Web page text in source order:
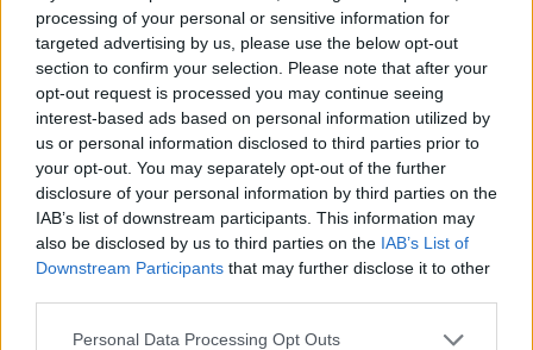
processing of your personal or sensitive information for
targeted advertising by us, please use the below opt-out
section to confirm your selection. Please note that after your
opt-out request is processed you may continue seeing
interest-based ads based on personal information utilized by
us or personal information disclosed to third parties prior to
your opt-out. You may separately opt-out of the further
disclosure of your personal information by third parties on the
IAB’s list of downstream participants. This information may
also be disclosed by us to third parties on the IAB’s List of
Downstream Participants that may further disclose it to other
Personal Data Processing Opt Outs
Πάρκινσον»
05.08.2026
Ε.Ε και παράνομη μετανάστευση: προτάσεις και δράσεις με
παρονομαστή το κοινό συμφέρον
05.08.2026
Αντώνης Βουκλαρής - «ΕΡΡΙΚΟΣ ΝΤΥΝΑΝ»
05.08.2026
Η νέα εποχή στην εκπαίδευση των ασφαλιστικών
διαμεσολαβητών